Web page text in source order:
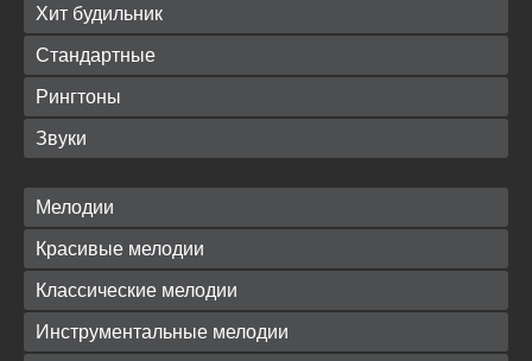
Хит будильник
Стандартные
Рингтоны
Звуки
Мелодии
Красивые мелодии
Классические мелодии
Инструментальные мелодии